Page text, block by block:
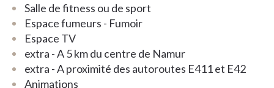
Salle de fitness ou de sport
Espace fumeurs - Fumoir
Espace TV
extra - A 5 km du centre de Namur
extra - A proximité des autoroutes E411 et E42
Animations